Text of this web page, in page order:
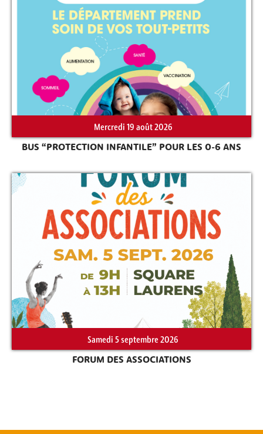
Mercredi 19 août 2026
BUS “PROTECTION INFANTILE” POUR LES 0-6 ANS
Samedi 5 septembre 2026
FORUM DES ASSOCIATIONS